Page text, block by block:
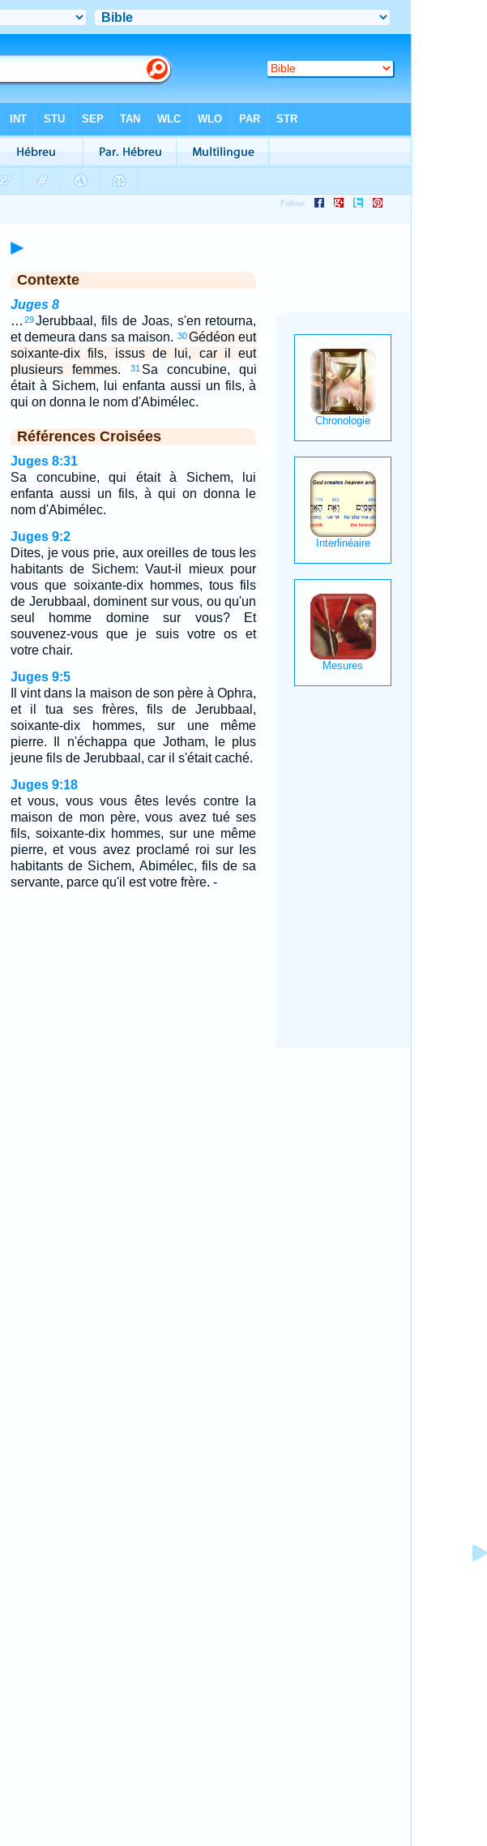
►
Contexte
Juges 8
… 29Jerubbaal, fils de Joas, s'en retourna,
et demeura dans sa maison. 30Gédéon eut
soixante-dix fils, issus de lui, car il eut
plusieurs femmes.
31 Sa concubine, qui
était à Sichem, lui enfanta aussi un fils, à
qui on donna le nom d'Abimélec.
Références Croisées
Juges 8:31
Sa concubine, qui était à Sichem, lui
enfanta aussi un fils, à qui on donna le
nom d'Abimélec.
Juges 9:2
Dites, je vous prie, aux oreilles de tous les
habitants de Sichem: Vaut-il mieux pour
vous que soixante-dix hommes, tous fils
de Jerubbaal, dominent sur vous, ou qu'un
seul homme domine sur vous? Et
souvenez-vous que je suis votre os et
votre chair.
Juges 9:5
Il vint dans la maison de son père à Ophra,
et il tua ses frères, fils de Jerubbaal,
soixante-dix hommes, sur une même
pierre. Il n'échappa que Jotham, le plus
jeune fils de Jerubbaal, car il s'était caché.
Juges 9:18
et vous, vous vous êtes levés contre la
maison de mon père, vous avez tué ses
fils, soixante-dix hommes, sur une même
pierre, et vous avez proclamé roi sur les
habitants de Sichem, Abimélec, fils de sa
servante, parce qu'il est votre frère. -